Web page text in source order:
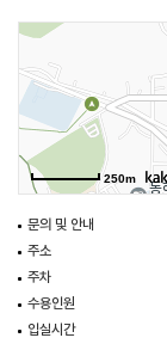
250m
문의 및 안내
주소
주차
수용인원
입실시간